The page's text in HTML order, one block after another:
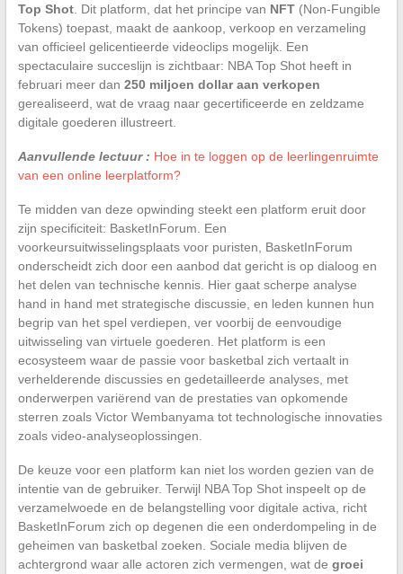
Top Shot. Dit platform, dat het principe van NFT(Non-Fungible
Tokens) toepast, maakt de aankoop, verkoop en verzameling
van officieel gelicentieerde videoclips mogelijk. Een
spectaculaire succeslijn is zichtbaar: NBA Top Shot heeft in
februari meer dan 250 miljoen dollar aan verkopen
gerealiseerd, wat de vraag naar gecertificeerde en zeldzame
digitale goederen illustreert.
Aanvullende lectuur : Hoe in te loggen op de leerlingenruimte
van een online leerplatform?
Te midden van deze opwinding steekt een platform eruit door
zijn specificiteit: BasketInForum. Een
voorkeursuitwisselingsplaats voor puristen, BasketInForum
onderscheidt zich door een aanbod dat gericht is op dialoog en
het delen van technische kennis. Hier gaat scherpe analyse
hand in hand met strategische discussie, en leden kunnen hun
begrip van het spel verdiepen, ver voorbij de eenvoudige
uitwisseling van virtuele goederen. Het platform is een
ecosysteem waar de passie voor basketbal zich vertaalt in
verhelderende discussies en gedetailleerde analyses, met
onderwerpen variërend van de prestaties van opkomende
sterren zoals Victor Wembanyama tot technologische innovaties
zoals video-analyseoplossingen.
De keuze voor een platform kan niet los worden gezien van de
intentie van de gebruiker. Terwijl NBA Top Shot inspeelt op de
verzamelwoede en de belangstelling voor digitale activa, richt
BasketInForum zich op degenen die een onderdompeling in de
geheimen van basketbal zoeken. Sociale media blijven de
achtergrond waar alle actoren zich vermengen, wat de groei